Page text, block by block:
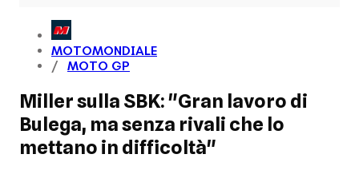
MOTOMONDIALE
MOTO GP
Miller sulla SBK: "Gran lavoro di
Bulega, ma senza rivali che lo
mettano in difficoltà"